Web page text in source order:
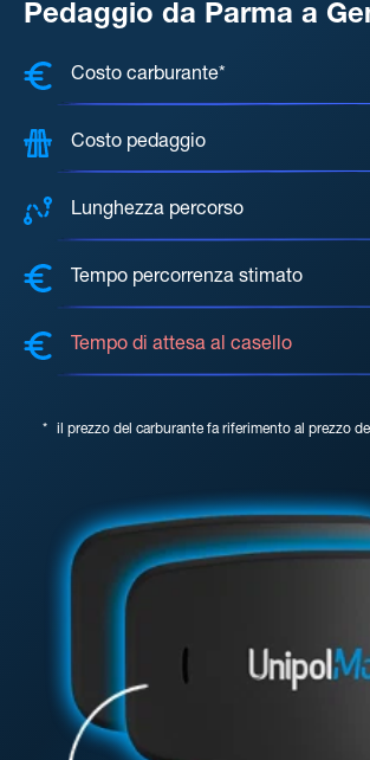
Pedaggio da Parma a
COSTI, DISTANZA,
Costo carburante*
Costo pedaggio
Lunghezza percorso
Tempo percorrenza stimato
Tempo di attesa al casello
* il prezzo del carburante fa riferimento al prezzo